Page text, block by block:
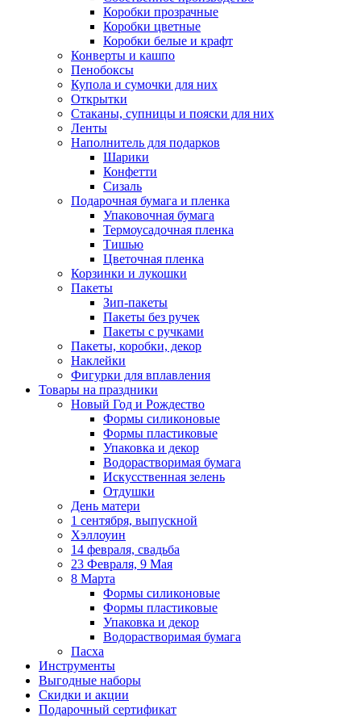
Коробки прозрачные
Коробки цветные
Коробки белые и крафт
Конверты и кашпо
Пенобоксы
Купола и сумочки для них
Открытки
Стаканы, супницы и пояски для них
Ленты
Наполнитель для подарков
Шарики
Конфетти
Сизаль
Подарочная бумага и пленка
Упаковочная бумага
Термоусадочная пленка
Тишью
Цветочная пленка
Корзинки и лукошки
Пакеты
Зип-пакеты
Пакеты без ручек
Пакеты с ручками
Пакеты, коробки, декор
Наклейки
Фигурки для вплавления
Товары на праздники
Новый Год и Рождество
Формы силиконовые
Формы пластиковые
Упаковка и декор
Водорастворимая бумага
Искусственная зелень
Отдушки
День матери
1 сентября, выпускной
Хэллоуин
14 февраля, свадьба
23 Февраля, 9 Мая
8 Марта
Формы силиконовые
Формы пластиковые
Упаковка и декор
Водорастворимая бумага
Пасха
Инструменты
Выгодные наборы
Скидки и акции
Подарочный сертификат